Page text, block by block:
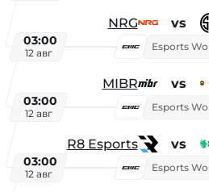
NRG vs
03:00
12 авг
MIBR vs
03:00
12 авг
R8 Esports vs
03:00
12 авг